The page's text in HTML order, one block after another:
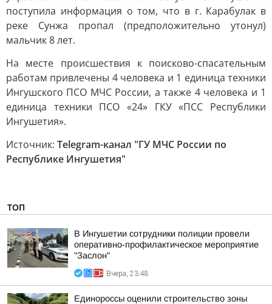
поступила информация о том, что в г. Карабулак в
реке Сунжа пропал (предположительно утонул)
мальчик 8 лет.
На месте происшествия к поисково-спасательным
работам привлечены 4 человека и 1 единица техники
Ингушского ПСО МЧС России, а также 4 человека и 1
единица техники ПСО «24» ГКУ «ПСС Республики
Ингушетия».
Источник: Telegram-канал "ГУ МЧС России по
Республике Ингушетия"
ТОП
В Ингушетии сотрудники полиции провели
оперативно-профилактическое мероприятие
"Заслон"
Вчера, 23:48
Единороссы оценили строительство зоны